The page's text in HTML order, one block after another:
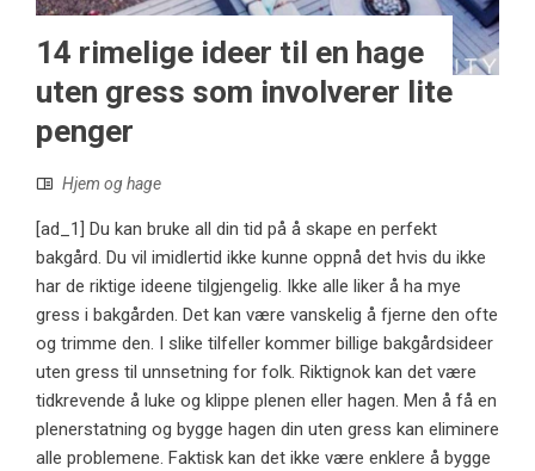
14 rimelige ideer til en hage
uten gress som involverer lite
penger
Hjem og hage
[ad_1] Du kan bruke all din tid på å skape en perfekt
bakgård. Du vil imidlertid ikke kunne oppnå det hvis du ikke
har de riktige ideene tilgjengelig. Ikke alle liker å ha mye
gress i bakgården. Det kan være vanskelig å fjerne den ofte
og trimme den. I slike tilfeller kommer billige bakgårdsideer
uten gress til unnsetning for folk. Riktignok kan det være
tidkrevende å luke og klippe plenen eller hagen. Men å få en
plenerstatning og bygge hagen din uten gress kan eliminere
alle problemene. Faktisk kan det ikke være enklere å bygge